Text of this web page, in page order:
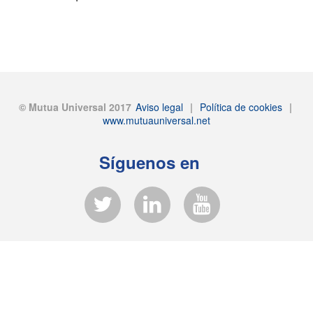
© Mutua Universal 2017 Aviso legal | Política de cookies |
www.mutuauniversal.net
Síguenos en